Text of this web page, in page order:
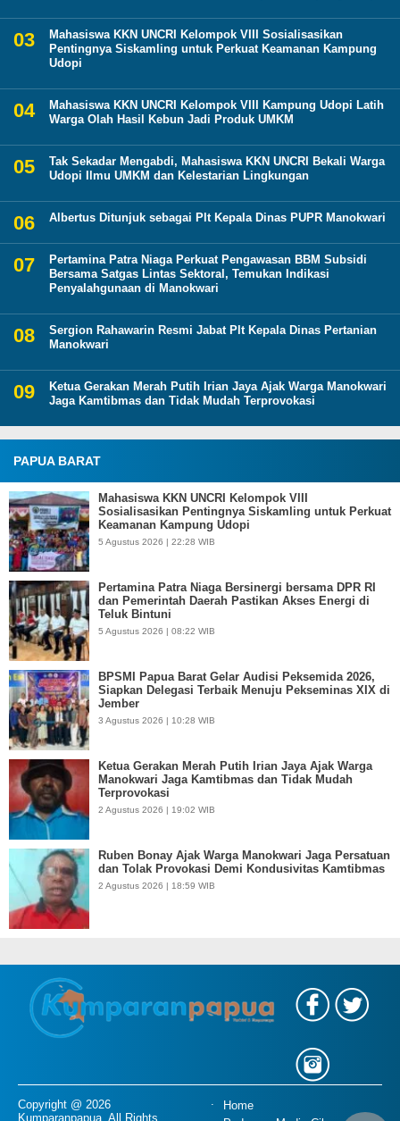
Mahasiswa KKN UNCRI Kelompok VIII Sosialisasikan
Pentingnya Siskamling untuk Perkuat Keamanan Kampung
Udopi
Mahasiswa KKN UNCRI Kelompok VIII Kampung Udopi Latih
Warga Olah Hasil Kebun Jadi Produk UMKM
Tak Sekadar Mengabdi, Mahasiswa KKN UNCRI Bekali Warga
Udopi Ilmu UMKM dan Kelestarian Lingkungan
Albertus Ditunjuk sebagai Plt Kepala Dinas PUPR Manokwari
Pertamina Patra Niaga Perkuat Pengawasan BBM Subsidi
Bersama Satgas Lintas Sektoral, Temukan Indikasi
Penyalahgunaan di Manokwari
Sergion Rahawarin Resmi Jabat Plt Kepala Dinas Pertanian
Manokwari
Ketua Gerakan Merah Putih Irian Jaya Ajak Warga Manokwari
Jaga Kamtibmas dan Tidak Mudah Terprovokasi
PAPUA BARAT
Mahasiswa KKN UNCRI Kelompok VIII
Sosialisasikan Pentingnya Siskamling untuk Perkuat
Keamanan Kampung Udopi
5 Agustus 2026 | 22:28 WIB
Pertamina Patra Niaga Bersinergi bersama DPR RI
dan Pemerintah Daerah Pastikan Akses Energi di
Teluk Bintuni
5 Agustus 2026 | 08:22 WIB
BPSMI Papua Barat Gelar Audisi Peksemida 2026,
Siapkan Delegasi Terbaik Menuju Pekseminas XIX di
Jember
3 Agustus 2026 | 10:28 WIB
Ketua Gerakan Merah Putih Irian Jaya Ajak Warga
Manokwari Jaga Kamtibmas dan Tidak Mudah
Terprovokasi
2 Agustus 2026 | 19:02 WIB
Ruben Bonay Ajak Warga Manokwari Jaga Persatuan
dan Tolak Provokasi Demi Kondusivitas Kamtibmas
2 Agustus 2026 | 18:59 WIB
Copyright @ 2026
Kumparanpapua, All Rights
Home